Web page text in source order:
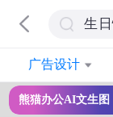
广告设计
熊猫办公AI文生图